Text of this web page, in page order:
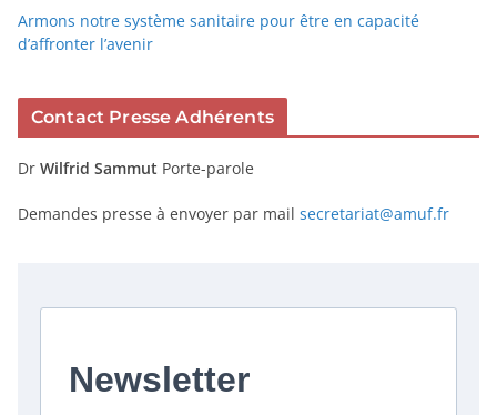
Armons notre système sanitaire pour être en capacité
d’affronter l’avenir
Contact Presse Adhérents
Dr Wilfrid Sammut Porte-parole
Demandes presse à envoyer par mail secretariat@amuf.fr